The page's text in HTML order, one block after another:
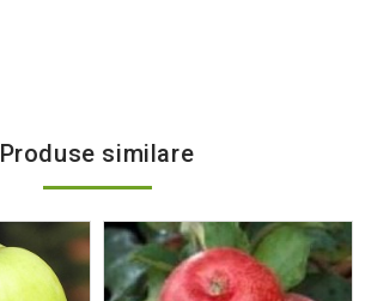
Produse similare